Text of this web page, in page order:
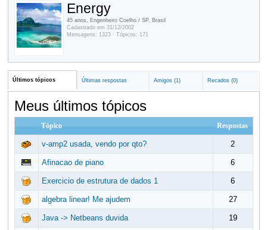
Energy
45 anos, Engenheiro Coelho / SP, Brasil
Cadastrado em 31/12/2002
Mensagens: 1323 · Tópicos: 171
Últimos tópicos Últimas respostas Amigos (1) Recados (0)
Meus últimos tópicos
Tópico Respostas
v-amp2 usada, vendo por qto? 2
Afinacao de piano 6
Exercicio de estrutura de dados 1 6
algebra linear! Me ajudem 27
Java -> Netbeans duvida 19